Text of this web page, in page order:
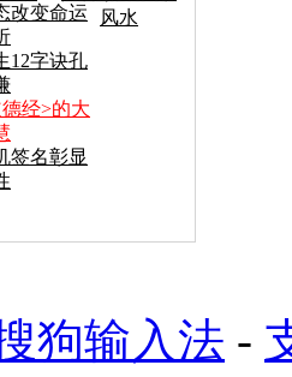
风水
改变命运
12字诀孔
经>的大
签名彰显
狗输入法 -